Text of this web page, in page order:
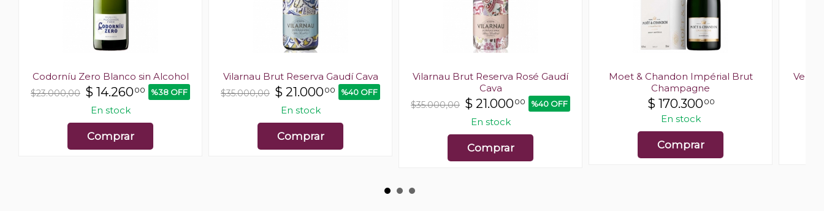
Codorníu Zero Blanco sin Alcohol
$23.000,00 $ 14.26000 %38 OFF
En stock
Comprar
Vilarnau Brut Reserva Gaudí Cava
$35.000,00 $ 21.00000 %40 OFF
En stock
Comprar
Vilarnau Brut Reserva Rosé Gaudí
Cava
$35.000,00 $ 21.00000 %40 OFF
En stock
Comprar
Moet & Chandon Impérial Brut
Champagne
$ 170.30000
En stock
Comprar